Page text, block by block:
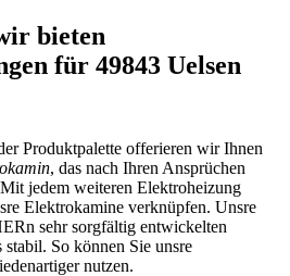
bieten
für 49843 Uelsen
Produktpalette offerieren wir Ihnen
, das nach Ihren Ansprüchen
jedem weiteren Elektroheizung
Elektrokamine verknüpfen. Unsre
sehr sorgfältig entwickelten
So können Sie unsre
nutzen.